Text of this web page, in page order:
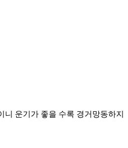
운기가 좋을 수록 경거망동하지